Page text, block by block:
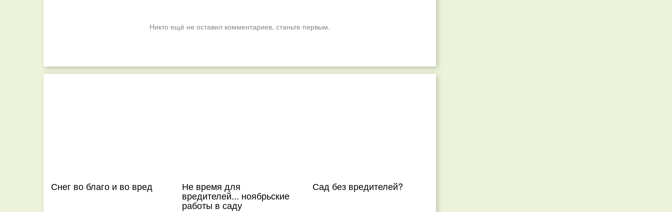
Никто ещё не оставил комментариев, станьте первым.
Снег во благо и во вред Не время для
вредителей... ноябрьские
работы в саду
Сад без вредителей?